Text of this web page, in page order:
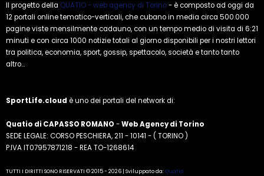
Il progetto della QUATIO - web agency di Torino- è composto ad oggi da
12 portali online tematico-verticali, che cubano in media circa 500.000
pagine viste mensilmente cadauno, con un tempo medio di visita di 6:21
minuti e con circa 1000 notizie totali al giorno disponibili per i nostri lettori
tra politica, economia, sport, gossip, spettacolo, società e tanto tanto
altro...
SportLife.cloud è uno dei portali del network di:
Quatio di CAPASSO ROMANO -Web Agency di Torino
SEDE LEGALE: CORSO PESCHIERA, 211 - 10141 - ( TORINO )
P.IVA IT07957871218 - REA TO-1268614
TUTTI I DIRITTI SONO RISERVATI © 2015 - 2026 | Sviluppato da:Quatio